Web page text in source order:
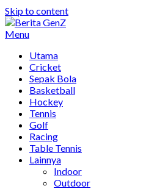
Skip to content
Menu
Utama
Cricket
Sepak Bola
Basketball
Hockey
Tennis
Golf
Racing
Table Tennis
Lainnya
Indoor
Outdoor